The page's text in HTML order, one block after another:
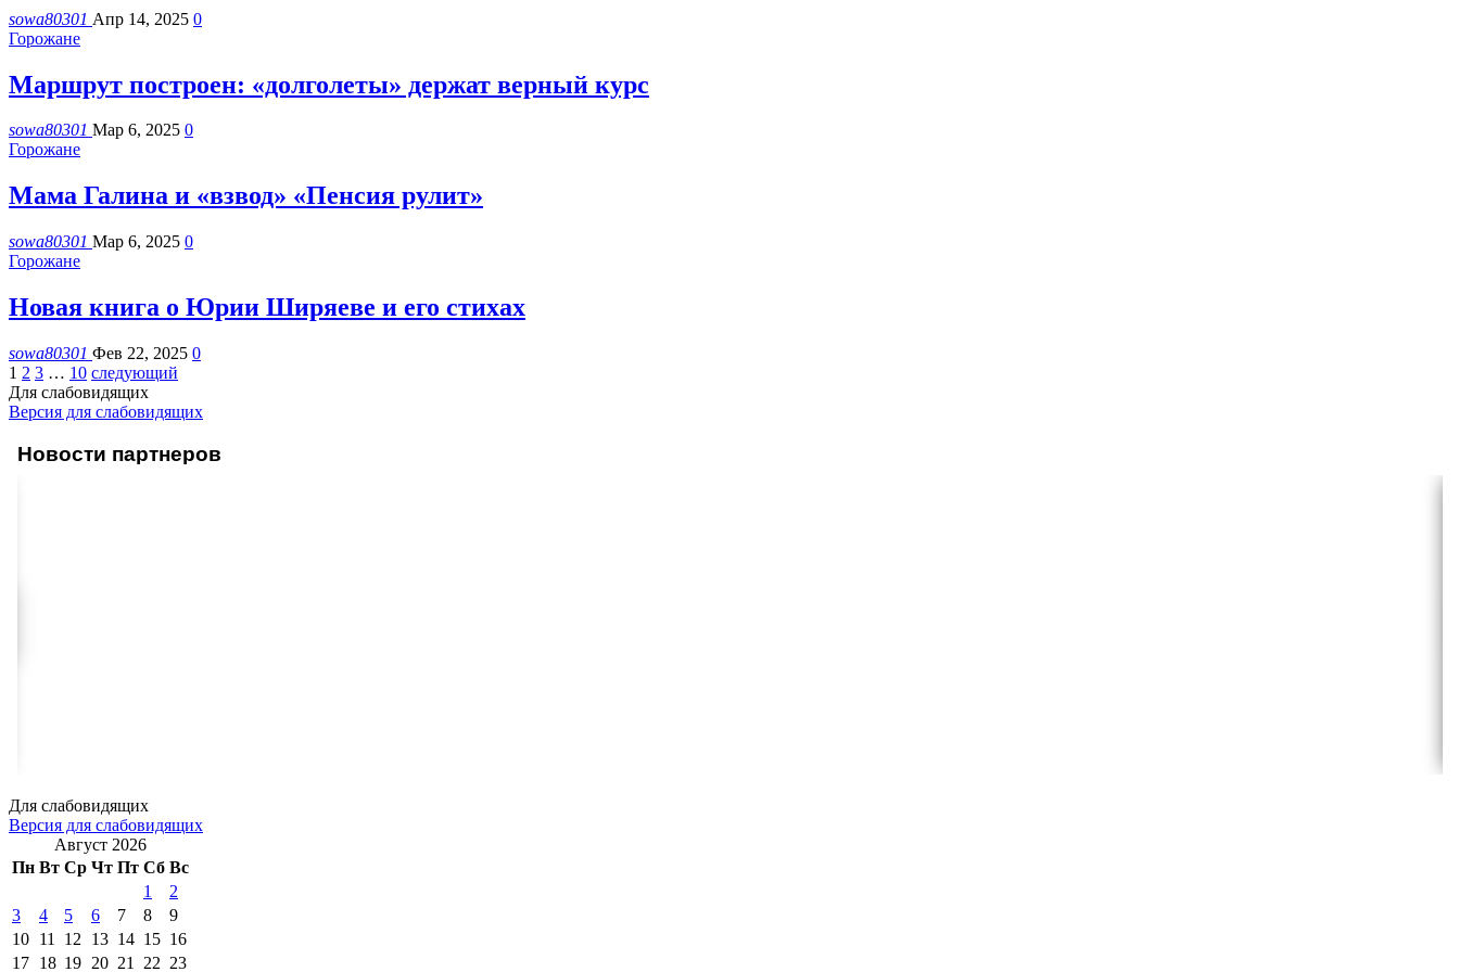
sowa80301 Апр 14, 2025 0
Горожане
Маршрут построен: «долголеты» держат верный курс
sowa80301 Мар 6, 2025 0
Горожане
Мама Галина и «взвод» «Пенсия рулит»
sowa80301 Мар 6, 2025 0
Горожане
Новая книга о Юрии Ширяеве и его стихах
sowa80301 Фев 22, 2025 0
1 2 3 … 10 следующий
Для слабовидящих
Версия для слабовидящих
Новости партнеров
Для слабовидящих
Версия для слабовидящих
Август 2026
Пн Вт Ср Чт Пт Сб Вс
1
2
3
4 5 6 7 8
9
10 11 12 13 14 15 16
17 18 19 20 21 22 23